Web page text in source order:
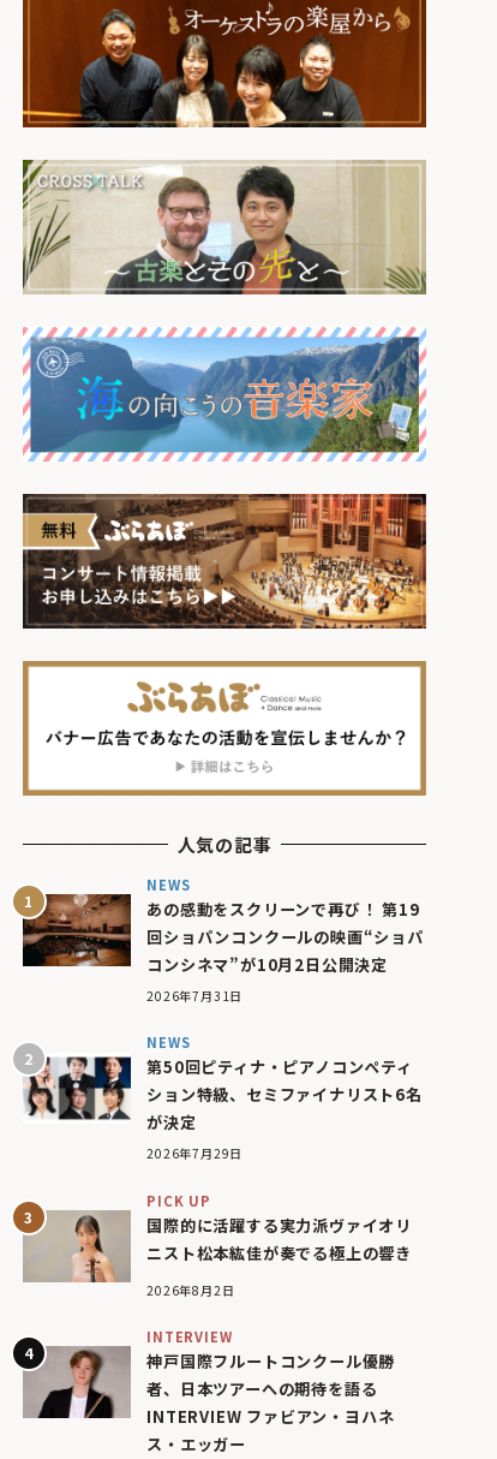
人気の記事
NEWS
あの感動をスクリーンで再び！ 第19
回ショパンコンクールの映画“ショパ
コンシネマ”が10月2日公開決定
2026年7月31日
NEWS
第50回ピティナ・ピアノコンペティ
ション特級、セミファイナリスト6名
が決定
2026年7月29日
PICK UP
国際的に活躍する実力派ヴァイオリ
ニスト松本紘佳が奏でる極上の響き
2026年8月2日
INTERVIEW
神戸国際フルートコンクール優勝
者、日本ツアーへの期待を語る
INTERVIEW ファビアン・ヨハネ
ス・エッガー